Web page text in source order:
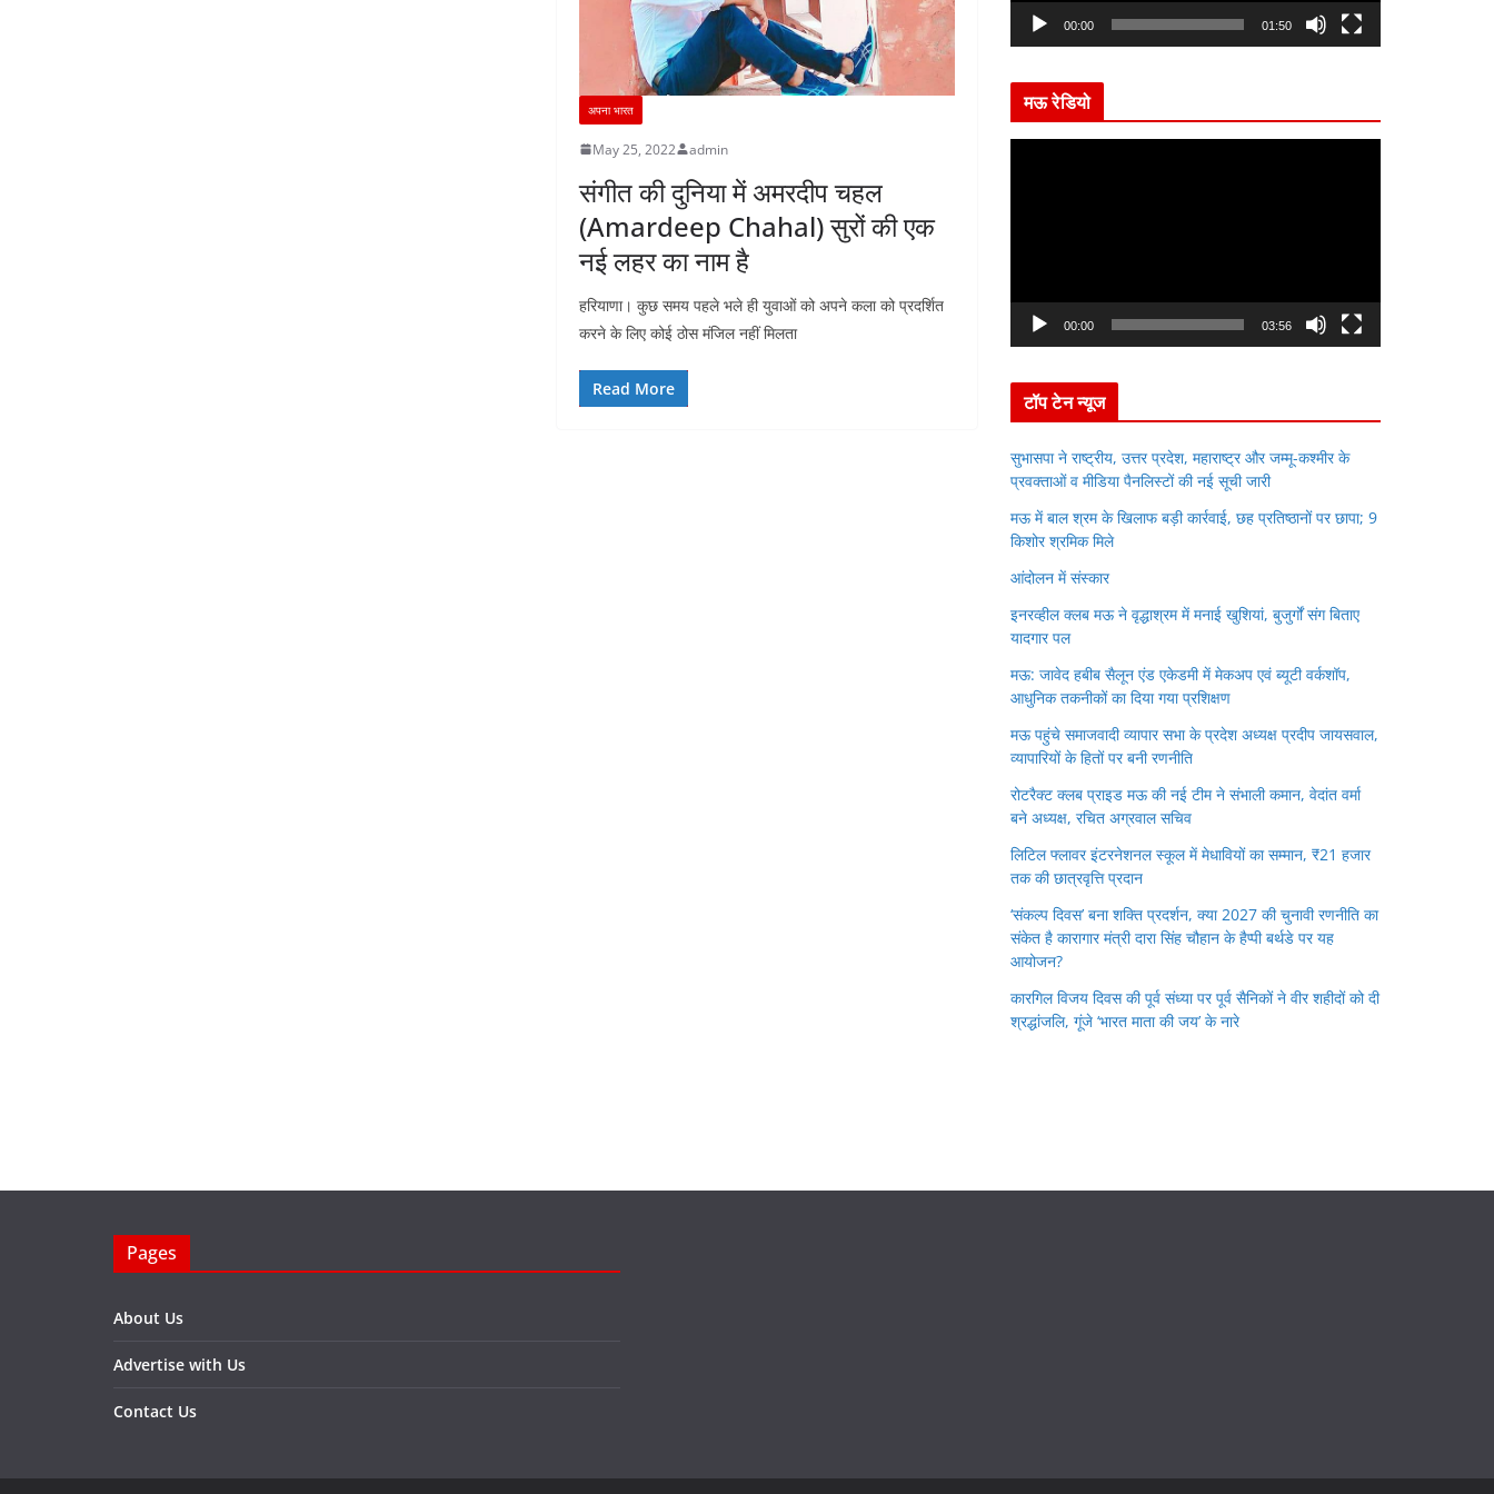
अपना भारत
May 25, 2022 admin
संगीत की दुनिया में अमरदीप चहल
(Amardeep Chahal) सुरों की एक
नई लहर का नाम है
हरियाणा। कुछ समय पहले भले ही युवाओं को अपने कला को प्रदर्शित
करने के लिए कोई ठोस मंजिल नहीं मिलता
Read More
a
r
00:00 01:50
मऊ रेडियो
a
r
00:00 03:56
टॉप टेन न्यूज
सुभासपा ने राष्ट्रीय, उत्तर प्रदेश, महाराष्ट्र और जम्मू-कश्मीर के
प्रवक्ताओं व मीडिया पैनलिस्टों की नई सूची जारी
मऊ में बाल श्रम के खिलाफ बड़ी कार्रवाई, छह प्रतिष्ठानों पर छापा; 9
किशोर श्रमिक मिले
आंदोलन में संस्कार
इनरव्हील क्लब मऊ ने वृद्धाश्रम में मनाई खुशियां, बुजुर्गों संग बिताए
यादगार पल
मऊ: जावेद हबीब सैलून एंड एकेडमी में मेकअप एवं ब्यूटी वर्कशॉप,
आधुनिक तकनीकों का दिया गया प्रशिक्षण
मऊ पहुंचे समाजवादी व्यापार सभा के प्रदेश अध्यक्ष प्रदीप जायसवाल,
व्यापारियों के हितों पर बनी रणनीति
रोटरैक्ट क्लब प्राइड मऊ की नई टीम ने संभाली कमान, वेदांत वर्मा
बने अध्यक्ष, रचित अग्रवाल सचिव
लिटिल फ्लावर इंटरनेशनल स्कूल में मेधावियों का सम्मान, ₹21 हजार
तक की छात्रवृत्ति प्रदान
‘संकल्प दिवस’ बना शक्ति प्रदर्शन, क्या 2027 की चुनावी रणनीति का
संकेत है कारागार मंत्री दारा सिंह चौहान के हैप्पी बर्थडे पर यह
आयोजन?
कारगिल विजय दिवस की पूर्व संध्या पर पूर्व सैनिकों ने वीर शहीदों को दी
श्रद्धांजलि, गूंजे ‘भारत माता की जय’ के नारे
Pages
About Us
Advertise with Us
Contact Us